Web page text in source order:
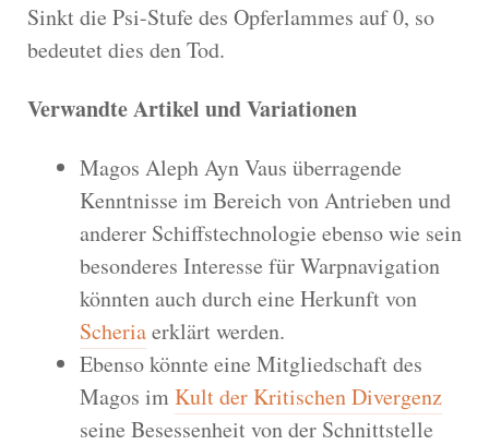
Sinkt die Psi-Stufe des Opferlammes auf 0, so
bedeutet dies den Tod.
Verwandte Artikel und Variationen
Magos Aleph Ayn Vaus überragende
Kenntnisse im Bereich von Antrieben und
anderer Schiffstechnologie ebenso wie sein
besonderes Interesse für Warpnavigation
könnten auch durch eine Herkunft von
Scheriaerklärt werden.
Ebenso könnte eine Mitgliedschaft des
Magos imKult der Kritischen Divergenz
seine Besessenheit von der Schnittstelle